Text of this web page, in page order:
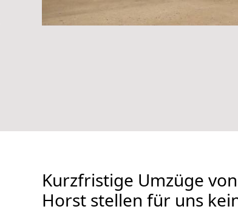
Kurzfristige Umzüge
Horst stellen für uns